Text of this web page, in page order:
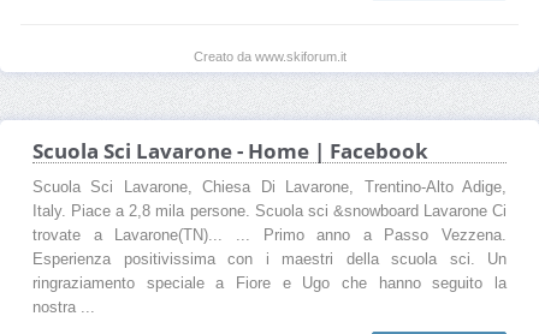
Creato da www.skiforum.it
Scuola Sci Lavarone - Home | Facebook
Scuola Sci Lavarone, Chiesa Di Lavarone, Trentino-Alto Adige,
Italy. Piace a 2,8 mila persone. Scuola sci &snowboard Lavarone Ci
trovate a Lavarone(TN)... ... Primo anno a Passo Vezzena.
Esperienza positivissima con i maestri della scuola sci. Un
ringraziamento speciale a Fiore e Ugo che hanno seguito la
nostra ...